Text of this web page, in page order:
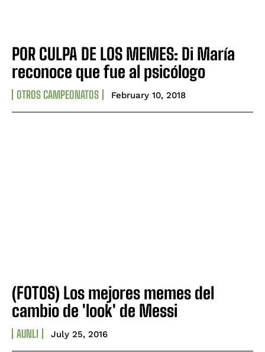
POR CULPA DE LOS MEMES: Di María
reconoce que fue al psicólogo
OTROS CAMPEONATOS February 10, 2018
(FOTOS) Los mejores memes del
cambio de 'look' de Messi
AUNLI July 25, 2016